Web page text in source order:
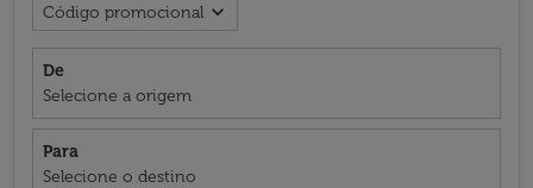
Código promocional expand_more
De
Selecione a origem
Para
Selecione o destino